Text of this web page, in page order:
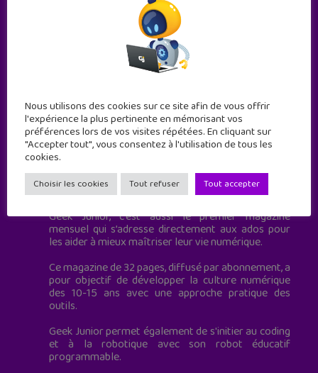
Geek Junior est le premier site de culture numérique
à destination des adolescents.
Geek Junior, c’est aussi le premier magazine
mensuel qui s’adresse directement aux ados pour
les aider à mieux maîtriser leur vie numérique.
Ce magazine de 32 pages, diffusé par abonnement, a
pour objectif de développer la culture numérique
des 10-15 ans avec une approche pratique des
outils.
Geek Junior permet également de s'initier au coding
et à la robotique avec son robot éducatif
programmable.
Nous utilisons des cookies sur ce site afin de vous offrir
l'expérience la plus pertinente en mémorisant vos
préférences lors de vos visites répétées. En cliquant sur
"Accepter tout", vous consentez à l'utilisation de tous les
cookies.
Choisir les cookies Tout refuser Tout accepter